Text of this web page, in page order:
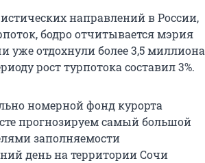
направлений в России,
бодро отчитывается мэрия
уже отдохнули более 3,5 миллиона
рост турпотока составил 3%.
номерной фонд курорта
прогнозируем самый большой
заполняемости
день на территории Сочи